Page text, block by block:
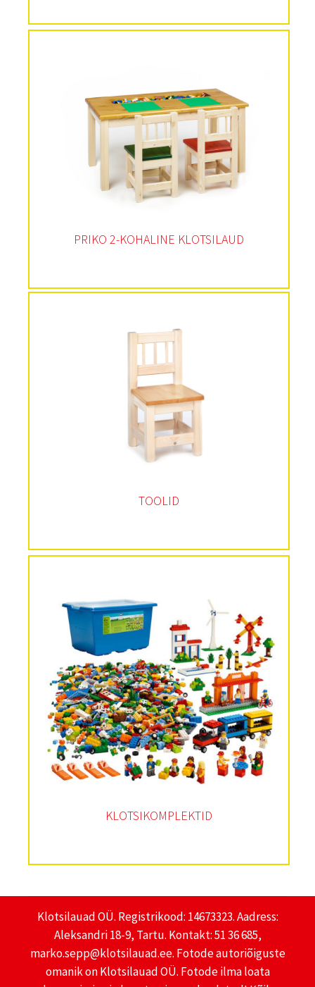
PRIKO 2-KOHALINE KLOTSILAUD
TOOLID
KLOTSIKOMPLEKTID
Klotsilauad OÜ. Registrikood: 14673323. Aadress:
Aleksandri 18-9, Tartu. Kontakt: 51 36 685,
marko.sepp@klotsilauad.ee. Fotode autoriõiguste
omanik on Klotsilauad OÜ. Fotode ilma loata